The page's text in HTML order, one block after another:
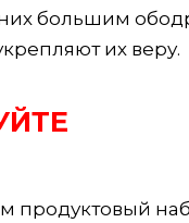
большим
их веру.
продуктовый